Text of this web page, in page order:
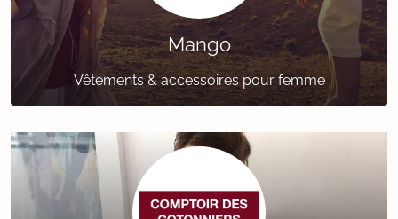
Mango
Vêtements & accessoires pour femme